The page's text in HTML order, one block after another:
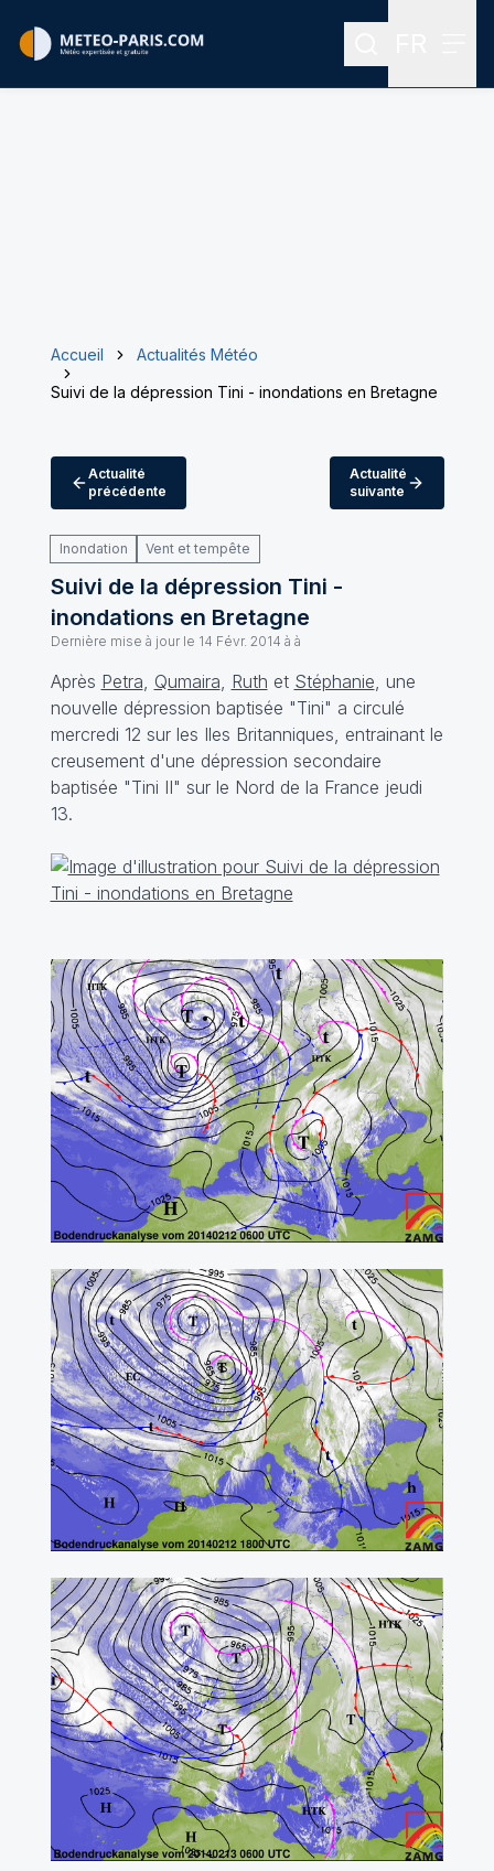
Rechercher
Accueil
Actualités Météo
Suivi de la dépression Tini - inondations en Bretagne
Actualité
précédente
Actualité
suivante
Inondation Vent et tempête
Suivi de la dépression Tini -
inondations en Bretagne
Dernière mise à jour le 14 Févr. 2014 à à
Après Petra, Qumaira, Ruth et Stéphanie, une
nouvelle dépression baptisée "Tini" a circulé
mercredi 12 sur les Iles Britanniques, entrainant le
creusement d'une dépression secondaire
baptisée "Tini II" sur le Nord de la France jeudi
13.